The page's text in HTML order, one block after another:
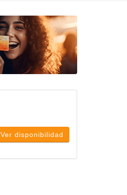
Ver disponibilidad